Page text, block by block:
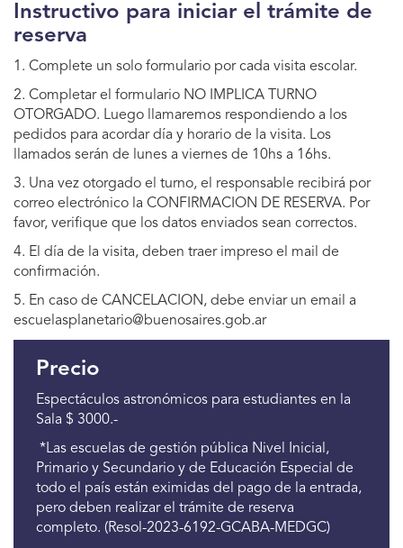
Instructivo para iniciar el trámite de
reserva
1. Complete un solo formulario por cada visita escolar.
2. Completar el formulario NO IMPLICA TURNO
OTORGADO. Luego llamaremos respondiendo a los
pedidos para acordar día y horario de la visita. Los
llamados serán de lunes a viernes de 10hs a 16hs.
3. Una vez otorgado el turno, el responsable recibirá por
correo electrónico la CONFIRMACION DE RESERVA. Por
favor, verifique que los datos enviados sean correctos.
4. El día de la visita, deben traer impreso el mail de
confirmación.
5. En caso de CANCELACION, debe enviar un email a
escuelasplanetario@buenosaires.gob.ar
Precio
Espectáculos astronómicos para estudiantes en la
Sala $ 3000.-
*Las escuelas de gestión pública Nivel Inicial,
Primario y Secundario y de Educación Especial de
todo el país están eximidas del pago de la entrada,
pero deben realizar el trámite de reserva
completo. (Resol-2023-6192-GCABA-MEDGC)